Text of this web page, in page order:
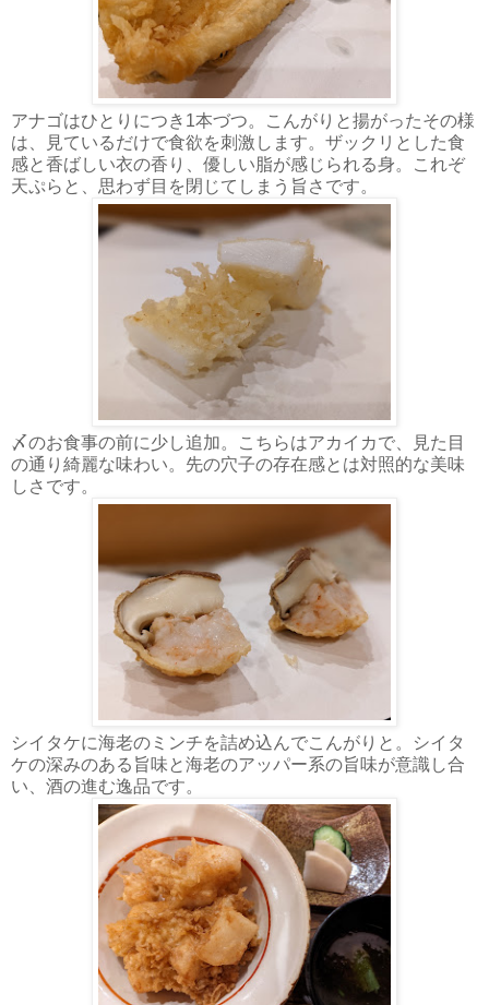
アナゴはひとりにつき1本づつ。こんがりと揚がったその様
は、見ているだけで食欲を刺激します。ザックリとした食
感と香ばしい衣の香り、優しい脂が感じられる身。これぞ
天ぷらと、思わず目を閉じてしまう旨さです。
〆のお食事の前に少し追加。こちらはアカイカで、見た目
の通り綺麗な味わい。先の穴子の存在感とは対照的な美味
しさです。
シイタケに海老のミンチを詰め込んでこんがりと。シイタ
ケの深みのある旨味と海老のアッパー系の旨味が意識し合
い、酒の進む逸品です。